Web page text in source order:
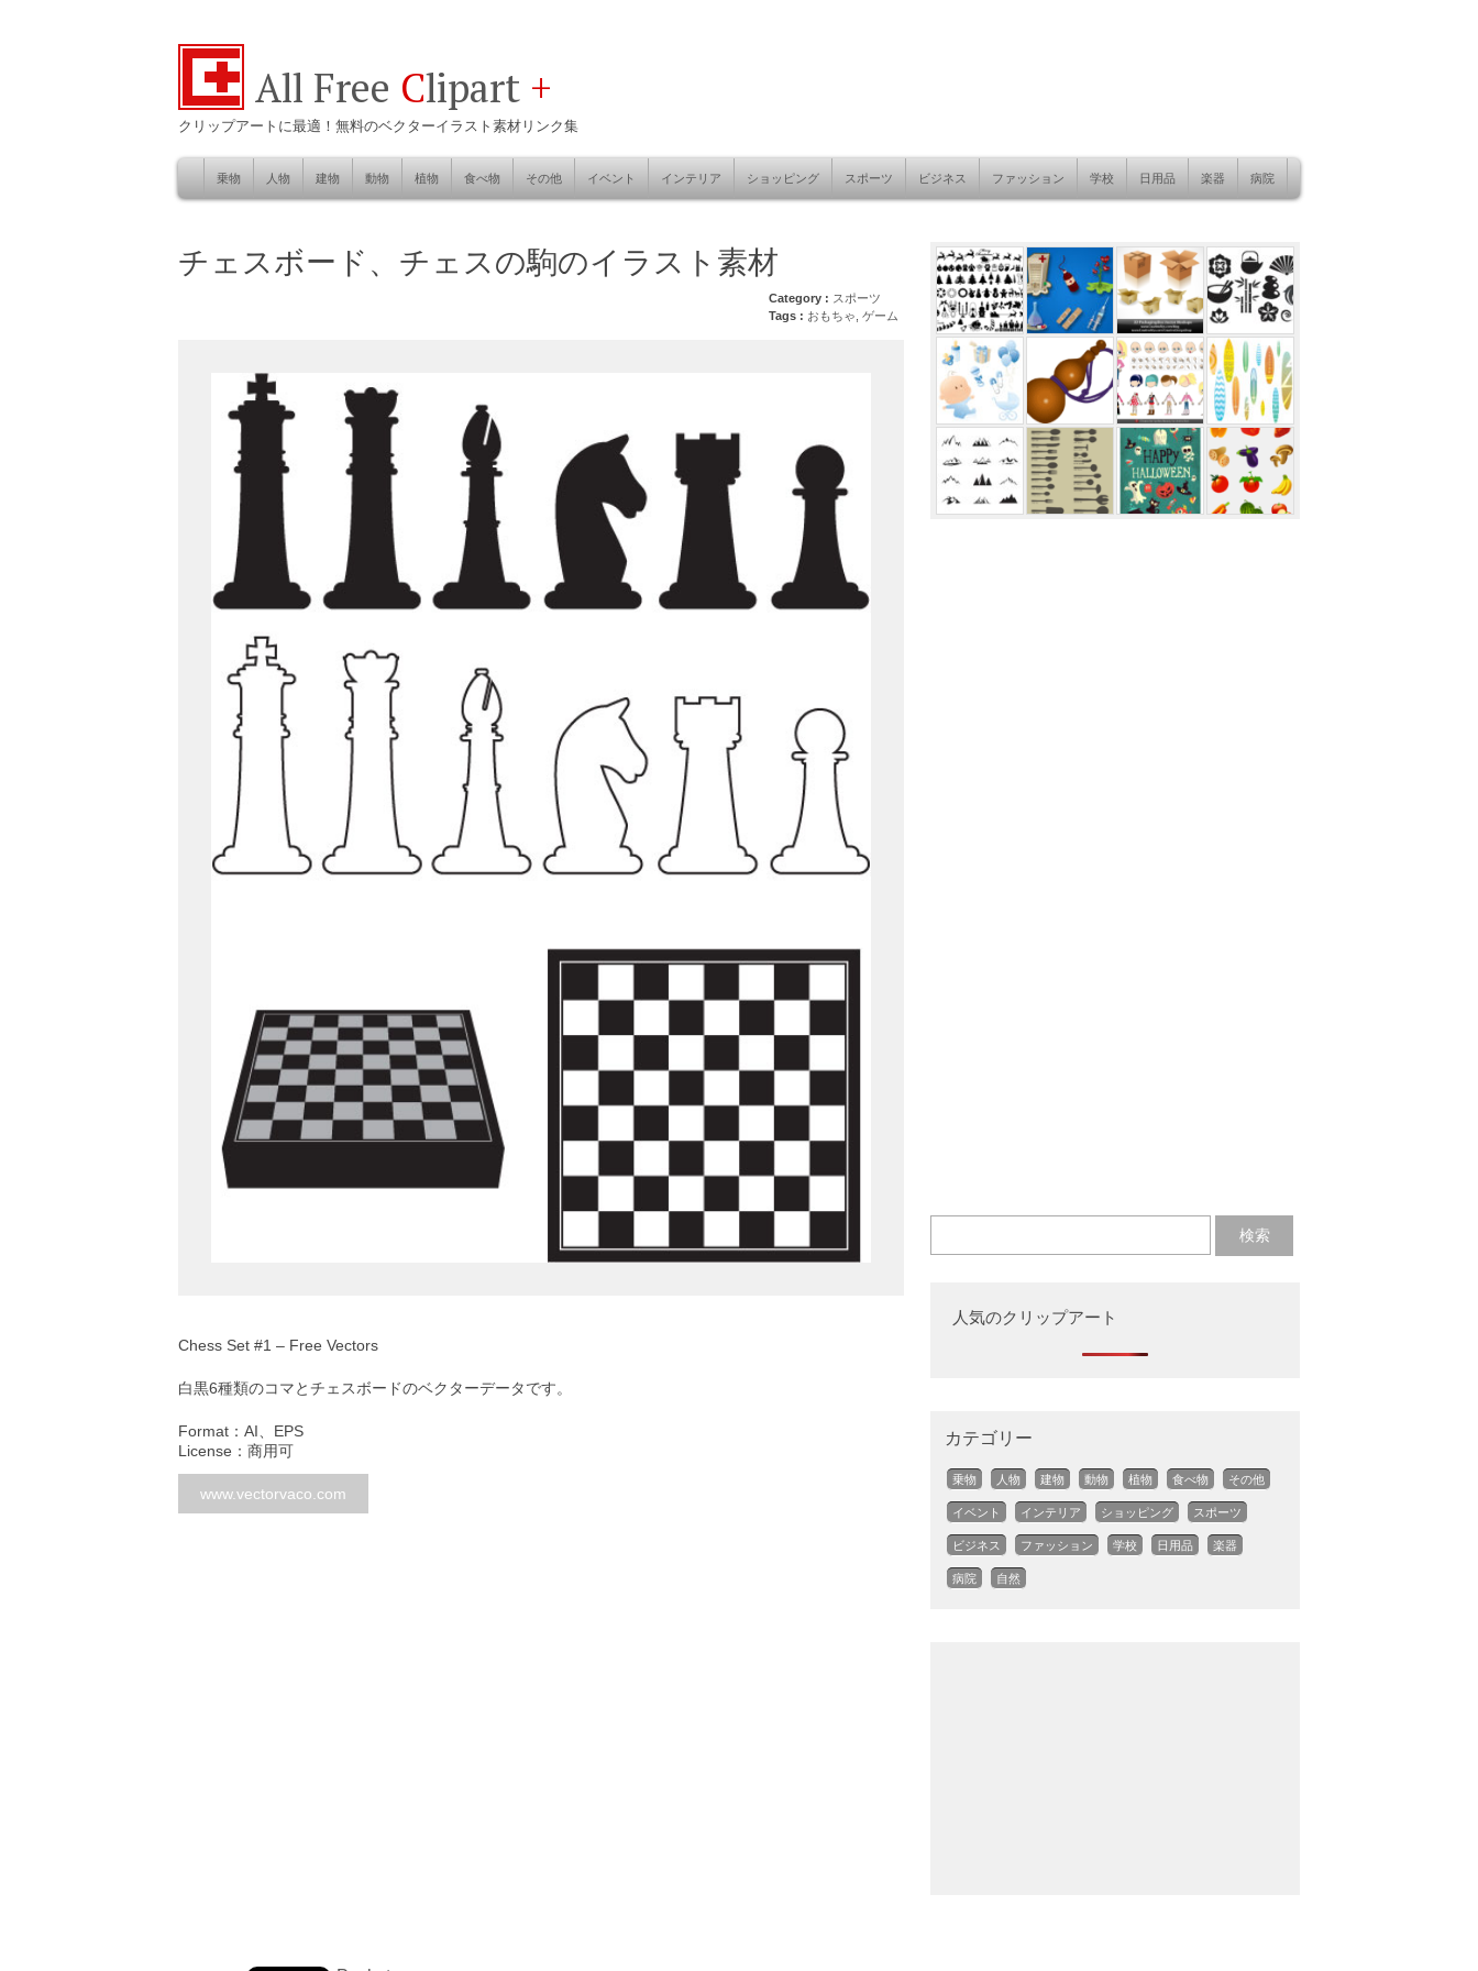
All Free Clipart +
クリップアートに最適！無料のベクターイラスト素材リンク集
Skip
content
乗物 人物 建物 動物 植物 食べ物 その他 イベント インテリア ショッピング スポーツ ビジネス ファッション 学校 日用品 楽器 病院
チェスボード、チェスの駒のイラスト素材
Category : スポーツ
Tags : おもちゃ ゲーム
Chess Set #1 – Free Vectors
白黒6種類のコマとチェスボードのベクターデータです。
Format：AI、EPS
License：商用可
www.vectorvaco.com
人気のクリップアート
カテゴリー
乗物 人物 建物 動物 植物 食べ物 その他
イベント インテリア ショッピング スポーツ
ビジネス ファッション 学校 日用品 楽器
病院 自然